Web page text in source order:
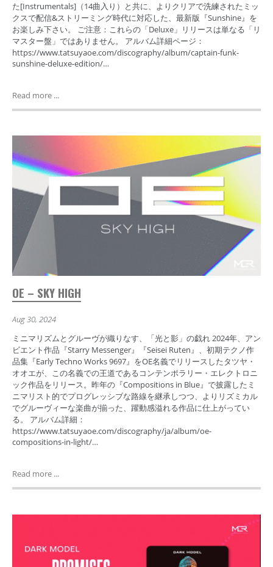
た[Instrumentals]（14曲入り）と共に、よりクリアで洗練されたミッ
クスで配信&ストリーミング時代に対応した、最新版『Sunshine』を
お楽しみ下さい。 ご注意：これらの「Deluxe」リリースは単なる「リ
マスター盤」ではありません。 アルバム詳細ページ：
https://www.tatsuyaoe.com/discography/album/captain-funk-
sunshine-deluxe-edition/…
Read more ...
OE – SKY HIGH
Aug 30, 2024
ミニマリズムとグルーヴが織りなす、「光と影」の戯れ 2024年、アン
ビエント作品『Starry Messenger』『Seisei Ruten』、初期テクノ作
品集『Early Techno Works 9697』をOE名義でリリースしたタツヤ・
オオエが、この名義での王道であるコンテンポラリー・エレクトロニ
ック作品をリリース。昨年の『Compositions in Blue』で披露したミ
ニマリスト的でプログレッシブな路線を継承しつつ、よりリズミカル
でグルーヴィーな楽曲が揃った、躍動感溢れる作品に仕上がってい
る。 アルバム詳細：
https://www.tatsuyaoe.com/discography/ja/album/oe-
compositions-in-light/…
Read more ...